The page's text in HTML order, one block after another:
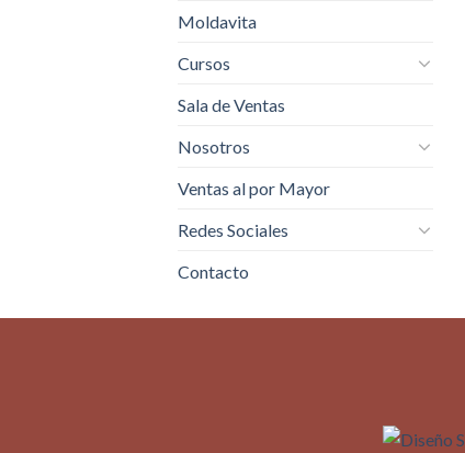
Moldavita
Cursos
Sala de Ventas
Nosotros
Ventas al por Mayor
Redes Sociales
Contacto